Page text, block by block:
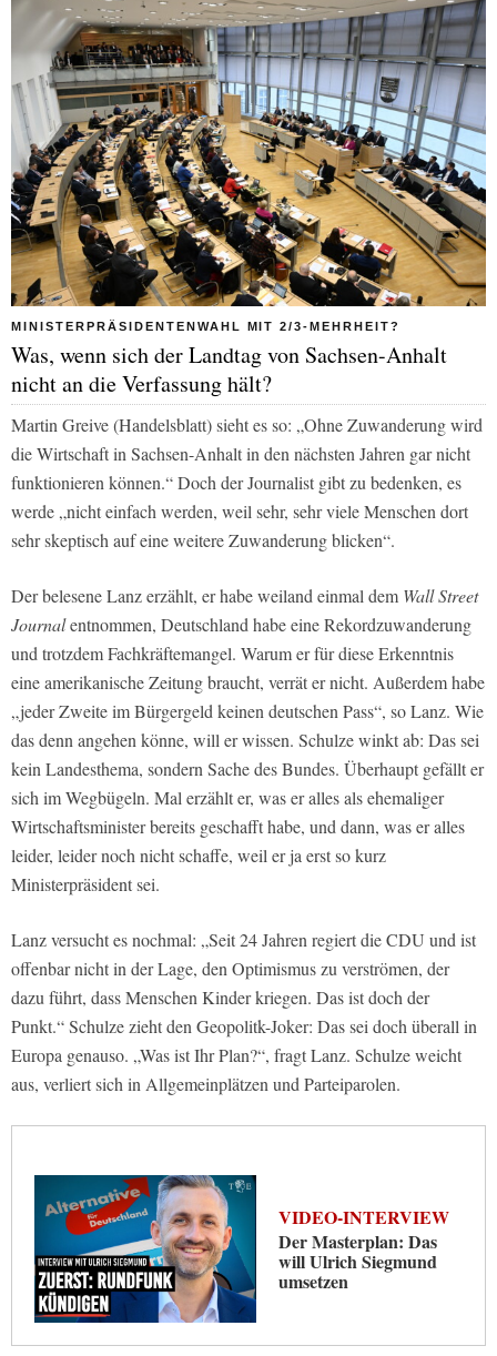
MINISTERPRÄSIDENTENWAHL MIT 2/3-MEHRHEIT?
Was, wenn sich der Landtag von Sachsen-Anhalt
nicht an die Verfassung hält?
Martin Greive (Handelsblatt) sieht es so: „Ohne Zuwanderung wird
die Wirtschaft in Sachsen-Anhalt in den nächsten Jahren gar nicht
funktionieren können.“ Doch der Journalist gibt zu bedenken, es
werde „nicht einfach werden, weil sehr, sehr viele Menschen dort
sehr skeptisch auf eine weitere Zuwanderung blicken“.
Der belesene Lanz erzählt, er habe weiland einmal dem Wall Street
Journalentnommen, Deutschland habe eine Rekordzuwanderung
und trotzdem Fachkräftemangel. Warum er für diese Erkenntnis
eine amerikanische Zeitung braucht, verrät er nicht. Außerdem habe
„jeder Zweite im Bürgergeld keinen deutschen Pass“, so Lanz. Wie
das denn angehen könne, will er wissen. Schulze winkt ab: Das sei
kein Landesthema, sondern Sache des Bundes. Überhaupt gefällt er
sich im Wegbügeln. Mal erzählt er, was er alles als ehemaliger
Wirtschaftsminister bereits geschafft habe, und dann, was er alles
leider, leider noch nicht schaffe, weil er ja erst so kurz
Ministerpräsident sei.
Lanz versucht es nochmal: „Seit 24 Jahren regiert die CDU und ist
offenbar nicht in der Lage, den Optimismus zu verströmen, der
dazu führt, dass Menschen Kinder kriegen. Das ist doch der
Punkt.“ Schulze zieht den Geopolitk-Joker: Das sei doch überall in
Europa genauso. „Was ist Ihr Plan?“, fragt Lanz. Schulze weicht
aus, verliert sich in Allgemeinplätzen und Parteiparolen.
VIDEO-INTERVIEW
Der Masterplan: Das
will Ulrich Siegmund
umsetzen